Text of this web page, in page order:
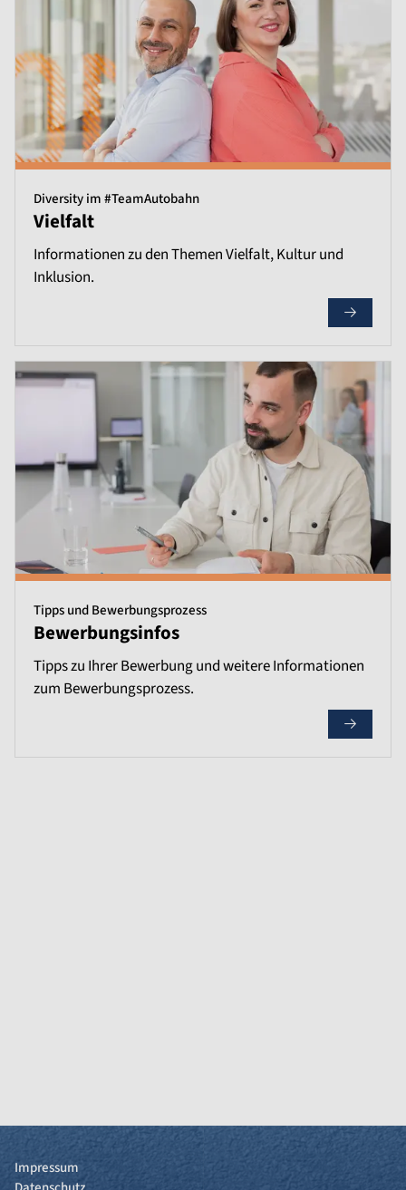
Diversity im #TeamAutobahn
Vielfalt
Informationen zu den Themen Vielfalt, Kultur und
Inklusion.
Tipps und Bewerbungsprozess
Bewerbungsinfos
Tipps zu Ihrer Bewerbung und weitere Informationen
zum Bewerbungsprozess.
Impressum